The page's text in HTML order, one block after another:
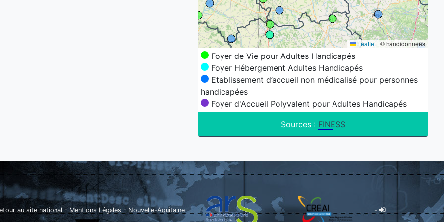
Leaflet | © handidonnées
Foyer de Vie pour Adultes Handicapés
Foyer Hébergement Adultes Handicapés
Etablissement d’accueil non médicalisé pour personnes
handicapées
Foyer d'Accueil Polyvalent pour Adultes Handicapés
Sources : FINESS
au site national - Mentions Légales - Nouvelle-Aquitaine -